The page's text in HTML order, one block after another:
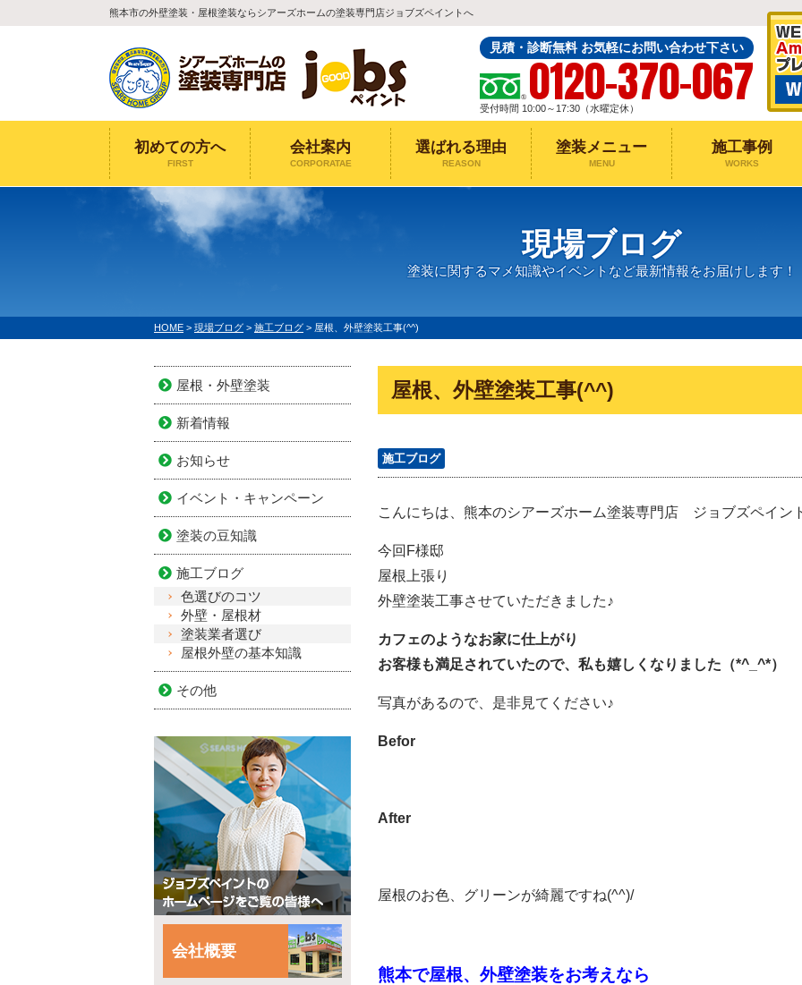
熊本市の外壁塗装・屋根塗装ならシアーズホームの塗装専門店ジョブズペイントへ
見積・診断無料 お気軽にお問い合わせ下さい
0120-370-067
受付時間 10:00～17:30（水曜定休）
初めての方へ
FIRST
会社案内
CORPORATAE
選ばれる理由
REASON
塗装メニュー
MENU
施工事例
WORKS
現場ブログ
塗装に関するマメ知識やイベントなど最新情報をお届けします！
HOME > 現場ブログ > 施工ブログ > 屋根、外壁塗装工事(^^)
屋根、外壁塗装工事(^^)
施工ブログ
こんにちは、熊本のシアーズホーム塗装専門店 ジョブズペイン
今回F様邸
屋根上張り
外壁塗装工事させていただきました♪
カフェのようなお家に仕上がり
お客様も満足されていたので、私も嬉しくなりました（*^_^*）
写真があるので、是非見てください♪
Befor
After
屋根のお色、グリーンが綺麗ですね(^^)/
熊本で屋根、外壁塗装をお考えなら
屋根・外壁塗装
新着情報
お知らせ
イベント・キャンペーン
塗装の豆知識
施工ブログ
色選びのコツ
外壁・屋根材
塗装業者選び
屋根外壁の基本知識
その他
会社概要